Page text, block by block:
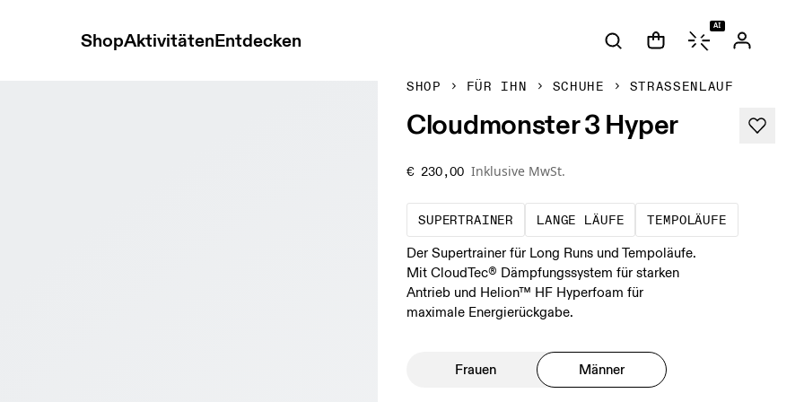
ShopAktivitätenEntdecken
AI
SHOP FÜR IHN SCHUHE STRASSENLAUF
Cloudmonster 3 Hyper
€ 230,00 Inklusive MwSt.
SUPERTRAINER
Wettkampftempo trifft auf Langlebigkeit.
LANGE LÄUFE
Trainingseinheiten über
TEMPOLÄUFE
Das sind
Der Supertrainer für Long Runs und Tempoläufe.
Mit CloudTec® Dämpfungssystem für starken
Antrieb und Helion™ HF Hyperfoam für
maximale Energierückgabe.
Frauen Männer